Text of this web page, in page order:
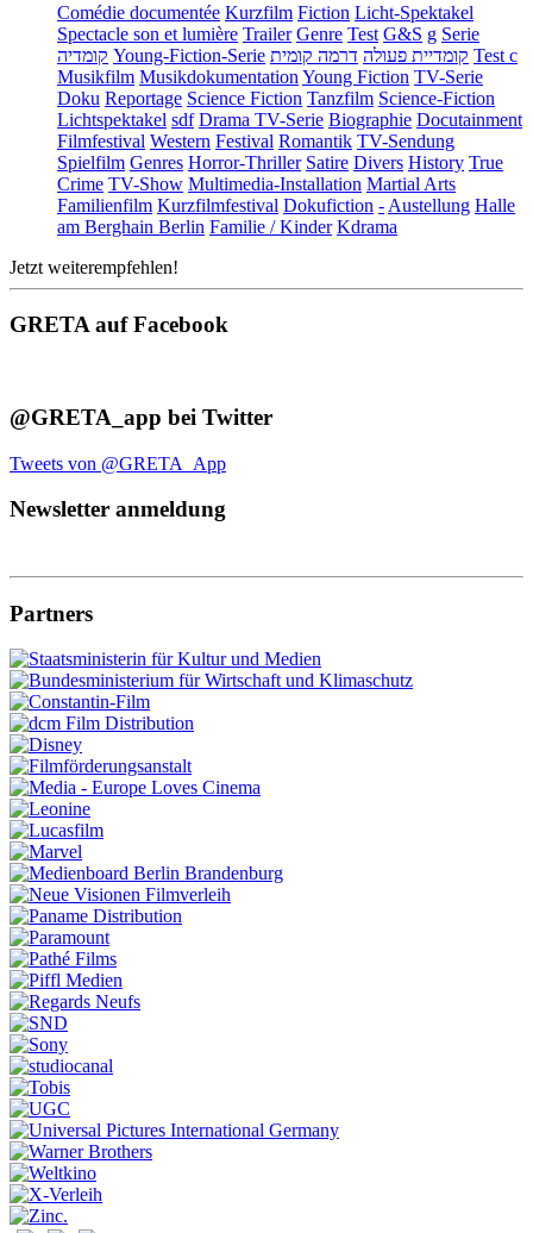
Comédie documentée Kurzfilm Fiction Licht-Spektakel
Spectacle son et lumière Trailer Genre Test G&S g Serie
קומדיה Young-Fiction-Serie קומדיית פעולה דרמה קומית
Test c
Musikfilm Musikdokumentation Young Fiction TV-Serie
Doku Reportage Science Fiction Tanzfilm Science-Fiction
Lichtspektakel sdf Drama TV-Serie Biographie Docutainment
Filmfestival Western Festival Romantik TV-Sendung
Spielfilm Genres Horror-Thriller Satire Divers History True
Crime TV-Show Multimedia-Installation Martial Arts
Familienfilm Kurzfilmfestival Dokufiction - Austellung Halle
am Berghain Berlin Familie / Kinder Kdrama
Jetzt weiterempfehlen!
GRETA auf Facebook
@GRETA_app bei Twitter
Tweets von @GRETA_App
Newsletter anmeldung
Partners